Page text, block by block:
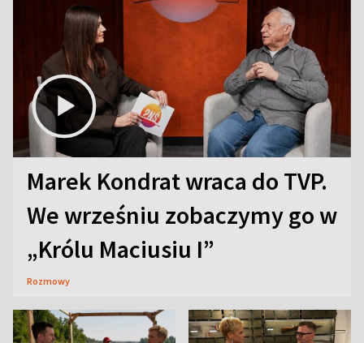
Marek Kondrat wraca do TVP.
We wrześniu zobaczymy go w
„Królu Maciusiu I”
Rozmowy